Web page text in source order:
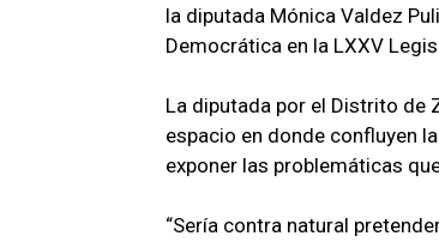
la diputada Mónica Valdez
Democrática en la LXXV
La diputada por el Distrito de
espacio en donde confluyen
exponer las problemáticas
“Sería contra natural